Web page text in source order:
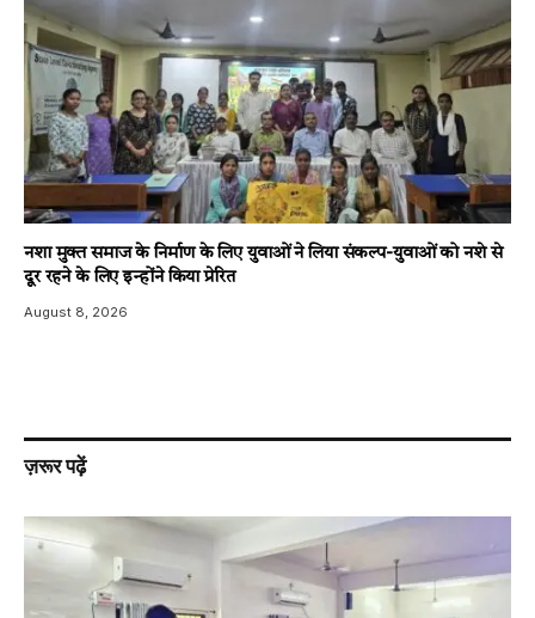
नशा मुक्त समाज के निर्माण के लिए युवाओं ने लिया संकल्प-युवाओं को नशे से
दूर रहने के लिए इन्होंने किया प्रेरित
August 8, 2026
ज़रूर पढ़ें